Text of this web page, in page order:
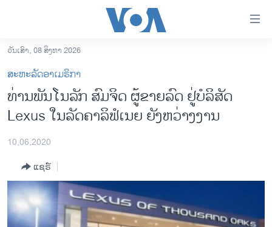
ເຂົ້າ
ຫາ
ຂ້າມ
ຂ້າມ
ຂ້າມ
ຫາ
ລາວ
ຂ່າວ​ຈີນ
ໂລກ
ເອເຊຍ
ອິດສະຫຼະພາບດ້ານການຂ່າວ
ວັນເສົາ, 08 ສິງຫາ 2026
ສະຫະລັດອາເມຣິກາ
ທ່ານພັນໂນລັກ ສົມຈິດ ຜູ້ຂາຍລົດ ຢູ່ບໍລິສັດ
Lexus ໃນລັດຄາລິຟໍເນຍ ຍັງຫວ່າງງານ
10,06,2020
ແຊຣ໌